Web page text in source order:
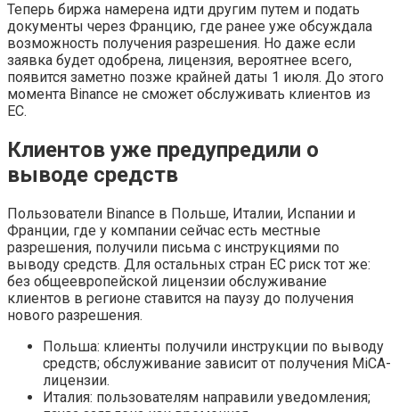
Теперь биржа намерена идти другим путем и подать
документы через Францию, где ранее уже обсуждала
возможность получения разрешения. Но даже если
заявка будет одобрена, лицензия, вероятнее всего,
появится заметно позже крайней даты 1 июля. До этого
момента Binance не сможет обслуживать клиентов из
ЕС.
Клиентов уже предупредили о
выводе средств
Пользователи Binance в Польше, Италии, Испании и
Франции, где у компании сейчас есть местные
разрешения, получили письма с инструкциями по
выводу средств. Для остальных стран ЕС риск тот же:
без общеевропейской лицензии обслуживание
клиентов в регионе ставится на паузу до получения
нового разрешения.
Польша: клиенты получили инструкции по выводу
средств; обслуживание зависит от получения MiCA-
лицензии.
Италия: пользователям направили уведомления;